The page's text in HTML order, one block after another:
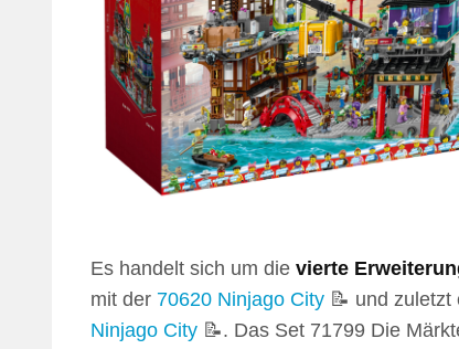
Es handelt sich um die vierte
mit der 70620 Ninjago City 📝 und
Ninjago City 📝. Das Set 71799 Die